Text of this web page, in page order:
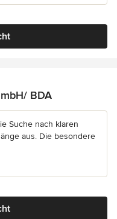
BDA
Suche nach klaren
aus. Die besondere